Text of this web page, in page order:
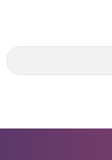
Search field